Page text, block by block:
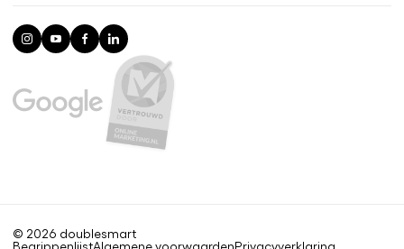
© 2026 doublesmart
BegrippenlijstAlgemene voorwaardenPrivacyverklaring